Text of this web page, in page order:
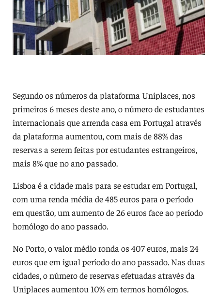
Segundo os números da plataforma Uniplaces, nos
primeiros 6 meses deste ano, o número de estudantes
internacionais que arrenda casa em Portugal através
da plataforma aumentou, com mais de 88% das
reservas a serem feitas por estudantes estrangeiros,
mais 8% que no ano passado.
Lisboa é a cidade mais para se estudar em Portugal,
com uma renda média de 485 euros para o período
em questão, um aumento de 26 euros face ao período
homólogo do ano passado.
No Porto, o valor médio ronda os 407 euros, mais 24
euros que em igual período do ano passado. Nas duas
cidades, o número de reservas efetuadas através da
Uniplaces aumentou 10% em termos homólogos.